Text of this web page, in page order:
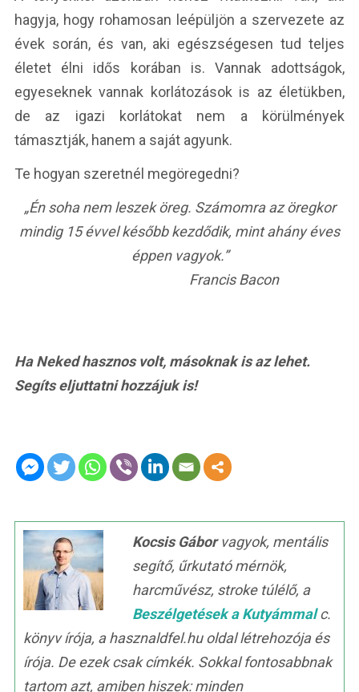
hagyja, hogy rohamosan leépüljön a szervezete az
évek során, és van, aki egészségesen tud teljes
életet élni idős korában is. Vannak adottságok,
egyeseknek vannak korlátozások is az életükben,
de az igazi korlátokat nem a körülmények
támasztják, hanem a saját agyunk.
Te hogyan szeretnél megöregedni?
„Én soha nem leszek öreg. Számomra az öregkor
mindig 15 évvel később kezdődik, mint ahány éves
éppen vagyok.”
Francis Bacon
Ha Neked hasznos volt, másoknak is az lehet.
Segíts eljuttatni hozzájuk is!
Kocsis Gáborvagyok, mentális
segítő, űrkutató mérnök,
harcművész, stroke túlélő, a
Beszélgetések a Kutyámmalc.
könyv írója, a hasznaldfel.hu oldal létrehozója és
írója. De ezek csak címkék. Sokkal fontosabbnak
tartom azt, amiben hiszek: minden